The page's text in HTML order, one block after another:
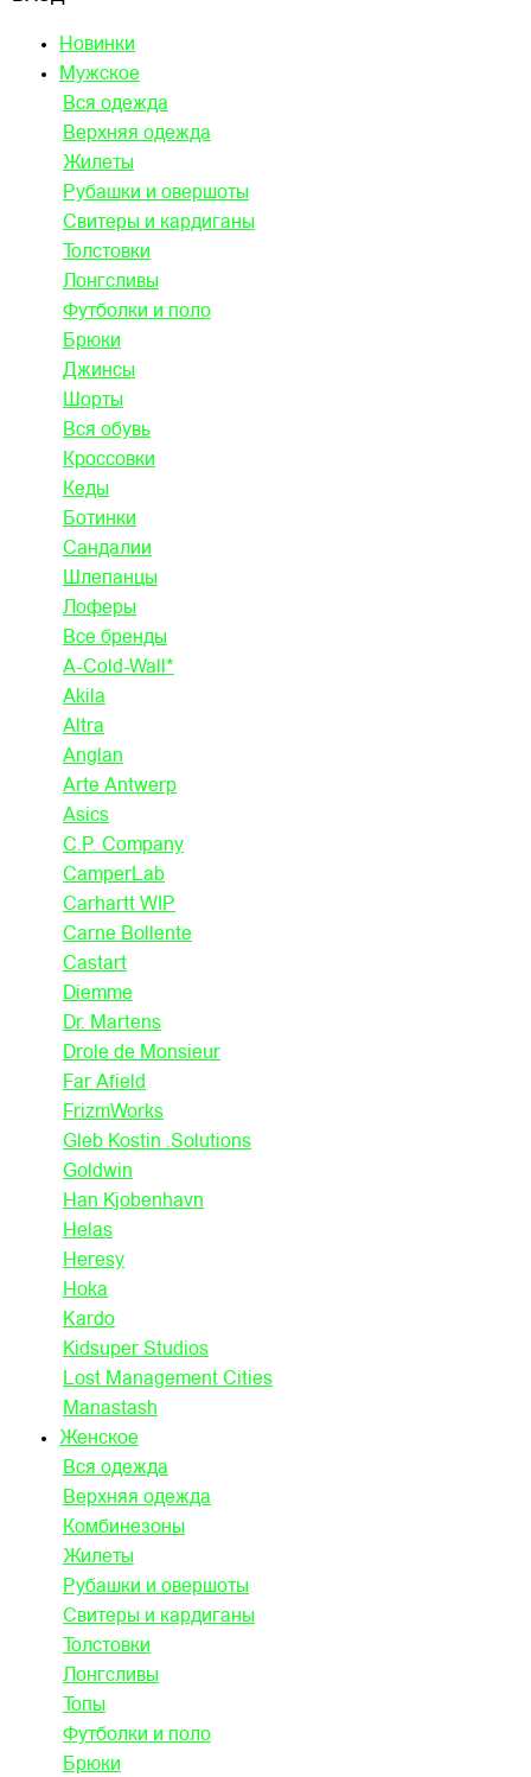
Новинки
Мужское
Вся одежда
Верхняя одежда
Жилеты
Рубашки и овершоты
Свитеры и кардиганы
Толстовки
Лонгсливы
Футболки и поло
Брюки
Джинсы
Шорты
Вся обувь
Кроссовки
Кеды
Ботинки
Сандалии
Шлепанцы
Лоферы
Все бренды
A-Cold-Wall*
Akila
Altra
Anglan
Arte Antwerp
Asics
C.P. Company
CamperLab
Carhartt WIP
Carne Bollente
Castart
Diemme
Dr. Martens
Drole de Monsieur
Far Afield
FrizmWorks
Gleb Kostin .Solutions
Goldwin
Han Kjobenhavn
Helas
Heresy
Hoka
Kardo
Kidsuper Studios
Lost Management Cities
Manastash
Женское
Вся одежда
Верхняя одежда
Комбинезоны
Жилеты
Рубашки и овершоты
Свитеры и кардиганы
Толстовки
Лонгсливы
Топы
Футболки и поло
Брюки